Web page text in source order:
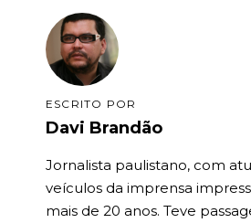
ESCRITO POR
Davi Brandão
Jornalista paulistano, com
veículos da imprensa
mais de 20 anos. Teve